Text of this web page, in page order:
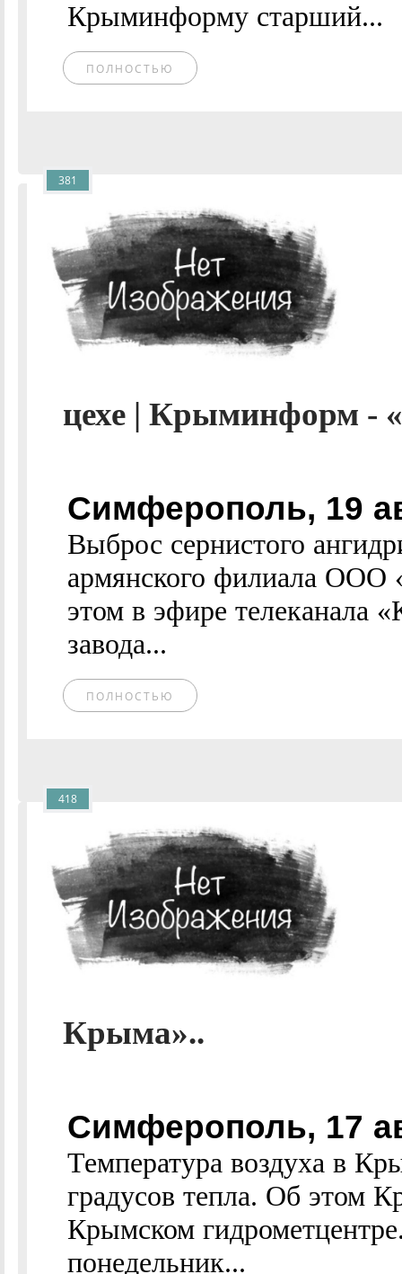
Крыминформу старший...
ПОЛНОСТЬЮ
цехе | Крыминформ -
Симферополь, 19
Выброс сернистого
армянского филиала ООО
этом в эфире телеканала
завода...
ПОЛНОСТЬЮ
381
Крыма»..
Симферополь, 17
Температура воздуха в
градусов тепла. Об этом
Крымском
понедельник...
418